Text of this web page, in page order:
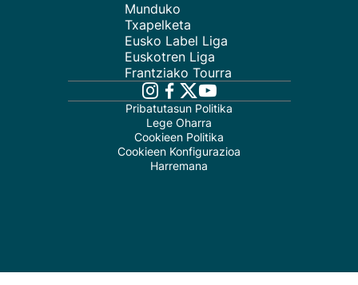
Munduko
Txapelketa
Eusko Label Liga
Euskotren Liga
Frantziako Tourra
Pribatutasun Politika
Lege Oharra
Cookieen Politika
Cookieen Konfigurazioa
Harremana